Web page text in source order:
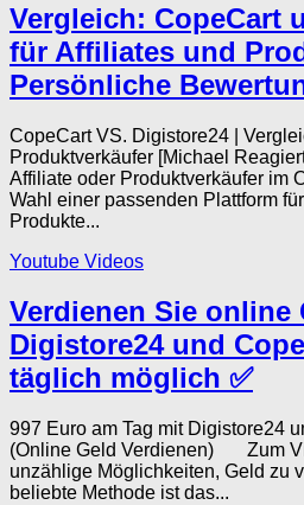
Vergleich: CopeCart
für Affiliates und
Persönliche
CopeCart VS. Digistore24 |
Produktverkäufer [Michael
Affiliate oder Produktverkäufer im
Wahl einer passenden Plattform
Produkte...
Youtube Videos
Verdienen Sie online
Digistore24 und
täglich möglich ✅
997 Euro am Tag mit Digistore24
(Online Geld Verdienen) Zum
unzählige Möglichkeiten, Geld zu
beliebte Methode ist das...